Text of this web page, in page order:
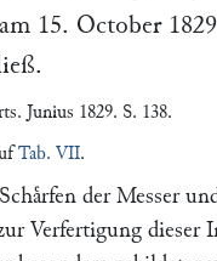
15. October 1829
Junius 1829. S. 138.
Tab. VII.
der Messer
Verfertigung dieser